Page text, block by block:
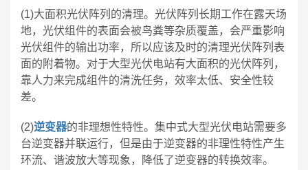
(1)大面积光伏阵列的清理。光伏阵列长期工作在露天场
地，光伏组件的表面会被鸟粪等杂质覆盖，会严重影响
光伏组件的输出功率，所以应该及时的清理光伏阵列表
面的附着物。对于大型光伏电站有大面积的光伏阵列，
靠人力来完成组件的清洗任务，效率太低、安全性较
差。
(2)逆变器的非理想性特性。集中式大型光伏电站需要多
台逆变器并联运行，但是由于逆变器的非理性特性产生
环流、谐波放大等现象，降低了逆变器的转换效率。